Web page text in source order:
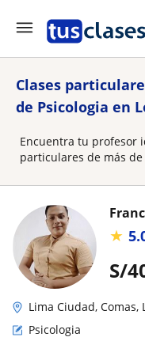
Clases
de Psicologia en
Encuentra tu profesor
particulares de más
S/
★
Lima Ciudad, Comas,
Psicologia